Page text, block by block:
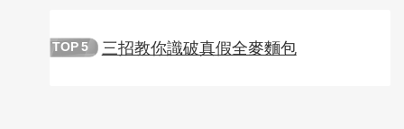
TOP 5 三招教你識破真假全麥麵包